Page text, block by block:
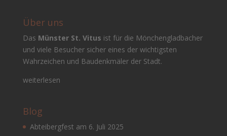
Über uns
Das Münster St. Vitus ist für die Mönchengladbacher
und viele Besucher sicher eines der wichtigsten
Wahrzeichen und Baudenkmäler der Stadt.
weiterlesen
Blog
Abteibergfest am 6. Juli 2025